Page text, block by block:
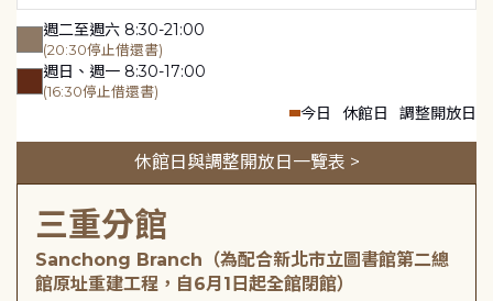
週二至週六 8:30-21:00
(20:30停止借還書)
週日、週一 8:30-17:00
(16:30停止借還書)
今日 休館日 調整開放日
休館日與調整開放日一覽表 >
三重分館
Sanchong Branch（為配合新北市立圖書館第二總
館原址重建工程，自6月1日起全館閉館）